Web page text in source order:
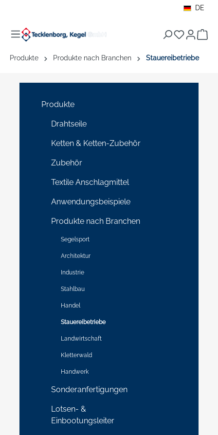
DE
Produkte Produkte nach Branchen Stauereibetriebe
Produkte
Drahtseile
Ketten & Ketten-Zubehör
Zubehör
Textile Anschlagmittel
Anwendungsbeispiele
Produkte nach Branchen
Segelsport
Architektur
Industrie
Stahlbau
Handel
Stauereibetriebe
Landwirtschaft
Kletterwald
Handwerk
Sonderanfertigungen
Lotsen- &
Einbootungsleiter